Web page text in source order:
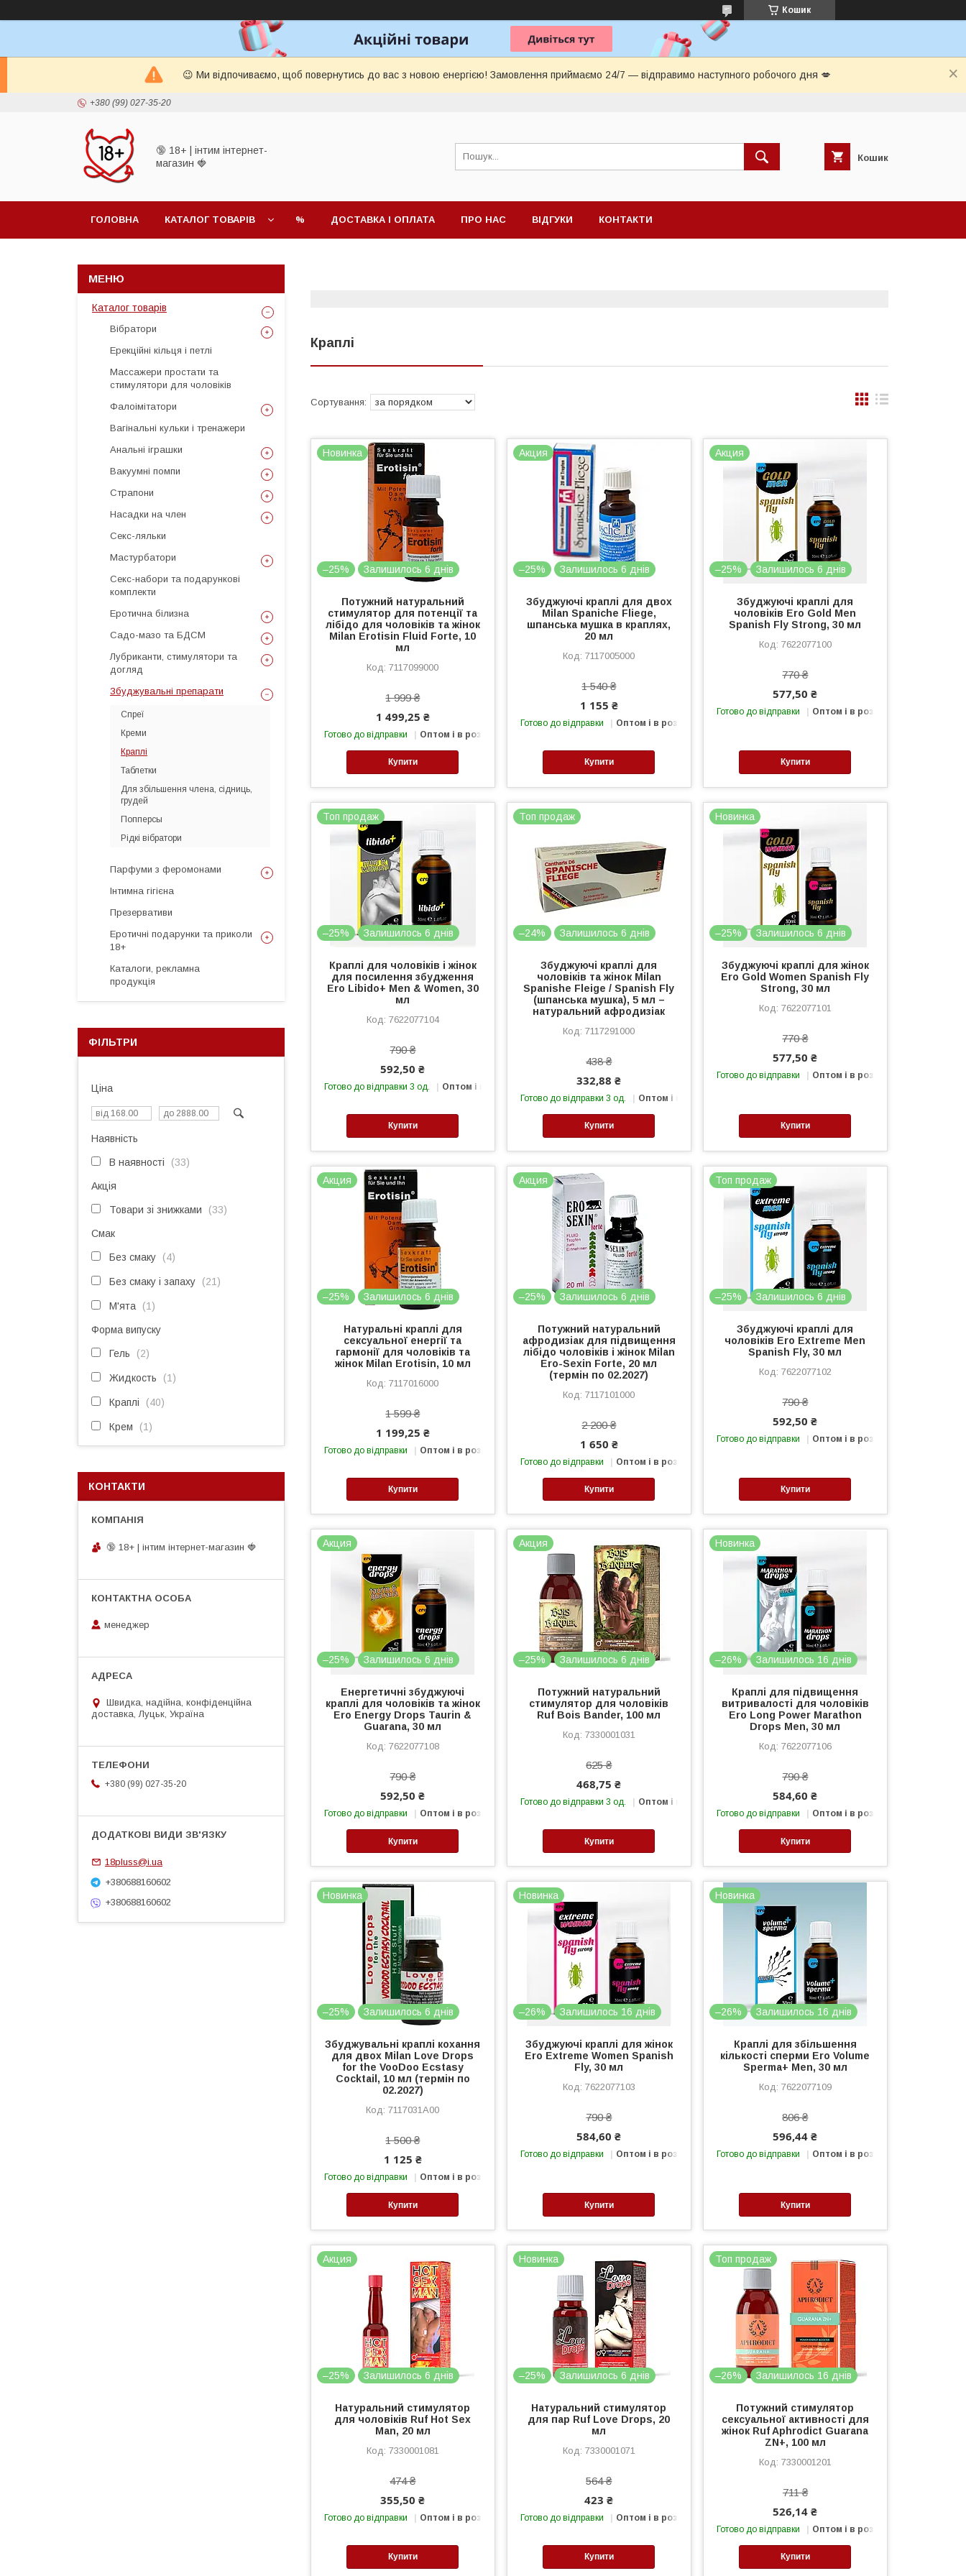
Кошик
😉 Ми відпочиваємо, щоб повернутись до вас з новою енергією! Замовлення приймаємо 24/7 — відправимо наступного робочого дня 💋
+380 (99) 027-35-20
🔞 18+ | інтим інтернет-
магазин 🍓
Кошик
ГОЛОВНА КАТАЛОГ ТОВАРІВ % ДОСТАВКА І ОПЛАТА ПРО НАС ВІДГУКИ КОНТАКТИ
Краплі
Новинка
–25% Залишилось 6 днів
Потужний натуральний
стимулятор для потенції та
лібідо для чоловіків та жінок
Milan Erotisin Fluid Forte, 10
мл
7117099000
1 999 ₴
1 499,25 ₴
Готово до відправки Оптом і в роздріб
Купити
Акция
–25% Залишилось 6 днів
Збуджуючі краплі для двох
Milan Spaniche Fliege,
шпанська мушка в краплях,
20 мл
7117005000
1 540 ₴
1 155 ₴
Готово до відправки Оптом і в роздріб
Купити
Акция
–25% Залишилось 6 днів
Збуджуючі краплі для
чоловіків Ero Gold Men
Spanish Fly Strong, 30 мл
7622077100
770 ₴
577,50 ₴
Готово до відправки Оптом і в роздріб
Купити
Топ продаж
–25% Залишилось 6 днів
Краплі для чоловіків і жінок
для посилення збудження
Ero Libido+ Men & Women, 30
мл
7622077104
790 ₴
592,50 ₴
Готово до відправки 3 од. Оптом і в роздріб
Купити
Топ продаж
–24% Залишилось 6 днів
Збуджуючі краплі для
чоловіків та жінок Milan
Spanishe Fleige / Spanish Fly
(шпанська мушка), 5 мл –
натуральний афродизіак
7117291000
438 ₴
332,88 ₴
Готово до відправки 3 од. Оптом і в роздріб
Купити
Новинка
–25% Залишилось 6 днів
Збуджуючі краплі для жінок
Ero Gold Women Spanish Fly
Strong, 30 мл
7622077101
770 ₴
577,50 ₴
Готово до відправки Оптом і в роздріб
Купити
Акция
–25% Залишилось 6 днів
Натуральні краплі для
сексуальної енергії та
гармонії для чоловіків та
жінок Milan Erotisin, 10 мл
7117016000
1 599 ₴
1 199,25 ₴
Готово до відправки Оптом і в роздріб
Купити
Акция
–25% Залишилось 6 днів
Потужний натуральний
афродизіак для підвищення
лібідо чоловіків і жінок Milan
Ero-Sexin Forte, 20 мл
(термін по 02.2027)
7117101000
2 200 ₴
1 650 ₴
Готово до відправки Оптом і в роздріб
Купити
Топ продаж
–25% Залишилось 6 днів
Збуджуючі краплі для
чоловіків Ero Extreme Men
Spanish Fly, 30 мл
7622077102
790 ₴
592,50 ₴
Готово до відправки Оптом і в роздріб
Купити
Акция
–25% Залишилось 6 днів
Енергетичні збуджуючі
краплі для чоловіків та жінок
Ero Energy Drops Taurin &
Guarana, 30 мл
7622077108
790 ₴
592,50 ₴
Готово до відправки Оптом і в роздріб
Купити
Акция
–25% Залишилось 6 днів
Потужний натуральний
стимулятор для чоловіків
Ruf Bois Bander, 100 мл
7330001031
625 ₴
468,75 ₴
Готово до відправки 3 од. Оптом і в роздріб
Купити
Новинка
–26% Залишилось 16 днів
Краплі для підвищення
витривалості для чоловіків
Ero Long Power Marathon
Drops Men, 30 мл
7622077106
790 ₴
584,60 ₴
Готово до відправки Оптом і в роздріб
Купити
Новинка
–25% Залишилось 6 днів
Збуджувальні краплі кохання
для двох Milan Love Drops
for the VooDoo Ecstasy
Cocktail, 10 мл (термін по
02.2027)
7117031A00
1 500 ₴
1 125 ₴
Готово до відправки Оптом і в роздріб
Купити
Новинка
–26% Залишилось 16 днів
Збуджуючі краплі для жінок
Ero Extreme Women Spanish
Fly, 30 мл
7622077103
790 ₴
584,60 ₴
Готово до відправки Оптом і в роздріб
Купити
Новинка
–26% Залишилось 16 днів
Краплі для збільшення
кількості сперми Ero Volume
Sperma+ Men, 30 мл
7622077109
806 ₴
596,44 ₴
Готово до відправки Оптом і в роздріб
Купити
Акция
–25% Залишилось 6 днів
Натуральний стимулятор
для чоловіків Ruf Hot Sex
Man, 20 мл
7330001081
474 ₴
355,50 ₴
Готово до відправки Оптом і в роздріб
Купити
Новинка
–25% Залишилось 6 днів
Натуральний стимулятор
для пар Ruf Love Drops, 20
мл
7330001071
564 ₴
423 ₴
Готово до відправки Оптом і в роздріб
Купити
Топ продаж
–26% Залишилось 16 днів
Потужний стимулятор
сексуальної активності для
жінок Ruf Aphrodict Guarana
ZN+, 100 мл
7330001201
711 ₴
526,14 ₴
Готово до відправки Оптом і в роздріб
Купити
Каталог товарів
Вібратори
Ерекційні кільця і петлі
Массажери простати та
стимулятори для чоловіків
Фалоімітатори
Вагінальні кульки і тренажери
Анальні іграшки
Вакуумні помпи
Страпони
Насадки на член
Секс-ляльки
Мастурбатори
Секс-набори та подарункові
комплекти
Еротична білизна
Садо-мазо та БДСМ
Лубриканти, стимулятори та
догляд
Збуджувальні препарати
Спреї
Креми
Краплі
Таблетки
Для збільшення члена, сідниць,
грудей
Попперсы
Рідкі вібратори
Парфуми з феромонами
Інтимна гігієна
Презервативи
Еротичні подарунки та приколи
18+
Каталоги, рекламна
продукція
ФІЛЬТРИ
Ціна
Наявність
В наявності 33
Акція
Товари зі знижками 33
Смак
Без смаку 4
Без смаку і запаху 21
М'ята 1
Форма випуску
Гель 2
Жидкость 1
Краплі 40
Крем 1
КОНТАКТИ
🔞 18+ | інтим інтернет-магазин 🍓
менеджер
Швидка, надійна, конфіденційна
доставка, Луцьк, Україна
+380 (99) 027-35-20
18pluss@i.ua
+380688160602
+380688160602